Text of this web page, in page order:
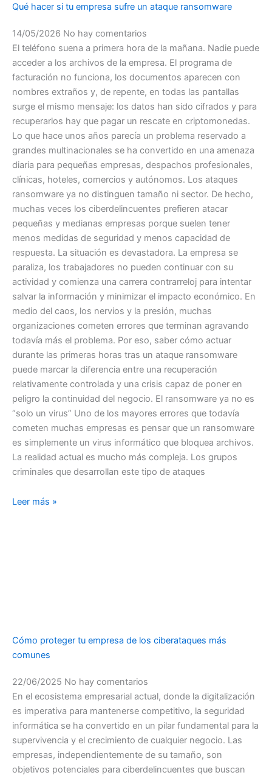
Qué hacer si tu empresa sufre un ataque ransomware
14/05/2026 No hay comentarios
El teléfono suena a primera hora de la mañana. Nadie puede
acceder a los archivos de la empresa. El programa de
facturación no funciona, los documentos aparecen con
nombres extraños y, de repente, en todas las pantallas
surge el mismo mensaje: los datos han sido cifrados y para
recuperarlos hay que pagar un rescate en criptomonedas.
Lo que hace unos años parecía un problema reservado a
grandes multinacionales se ha convertido en una amenaza
diaria para pequeñas empresas, despachos profesionales,
clínicas, hoteles, comercios y autónomos. Los ataques
ransomware ya no distinguen tamaño ni sector. De hecho,
muchas veces los ciberdelincuentes prefieren atacar
pequeñas y medianas empresas porque suelen tener
menos medidas de seguridad y menos capacidad de
respuesta. La situación es devastadora. La empresa se
paraliza, los trabajadores no pueden continuar con su
actividad y comienza una carrera contrarreloj para intentar
salvar la información y minimizar el impacto económico. En
medio del caos, los nervios y la presión, muchas
organizaciones cometen errores que terminan agravando
todavía más el problema. Por eso, saber cómo actuar
durante las primeras horas tras un ataque ransomware
puede marcar la diferencia entre una recuperación
relativamente controlada y una crisis capaz de poner en
peligro la continuidad del negocio. El ransomware ya no es
“solo un virus” Uno de los mayores errores que todavía
cometen muchas empresas es pensar que un ransomware
es simplemente un virus informático que bloquea archivos.
La realidad actual es mucho más compleja. Los grupos
criminales que desarrollan este tipo de ataques
Leer más »
Cómo proteger tu empresa de los ciberataques más
comunes
22/06/2025 No hay comentarios
En el ecosistema empresarial actual, donde la digitalización
es imperativa para mantenerse competitivo, la seguridad
informática se ha convertido en un pilar fundamental para la
supervivencia y el crecimiento de cualquier negocio. Las
empresas, independientemente de su tamaño, son
objetivos potenciales para ciberdelincuentes que buscan